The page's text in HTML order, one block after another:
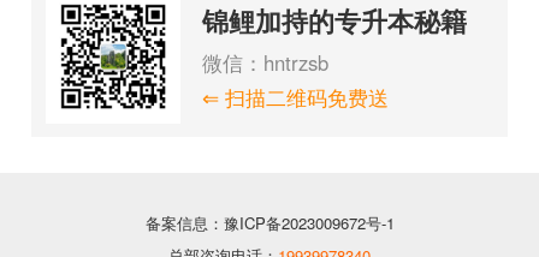
锦鲤加持的专升本秘籍
微信：hntrzsb
⇐ 扫描二维码免费送
备案信息：豫ICP备2023009672号-1